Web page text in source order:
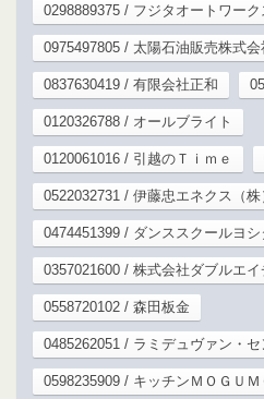
0298889375 / フジタオートワーク
0975497805 / 太陽石油販売株式
0837630419 / 有限会社正和
0120326788 / オールブライト
0120061016 / 引越のＴｉｍｅ
0522032731 / 伊藤忠エネクス（
0474451399 / ダンススクールヨシ
0357021600 / 株式会社ダブルエイ
0558720102 / 森田板金
0485262051 / ラミデュヴァン・
0598235909 / キッチンＭＯＧＵＭ